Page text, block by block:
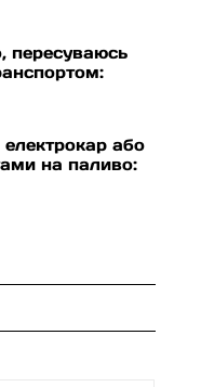
пересуваюсь
або
на паливо: